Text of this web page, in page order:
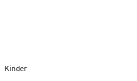
Kinder